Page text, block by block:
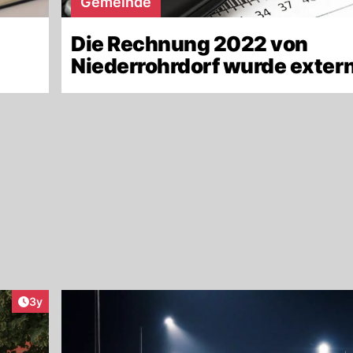
Die Rechnung 2022 von
Niederrohrdorf wurde
Artikel veröffentlicht:
3y